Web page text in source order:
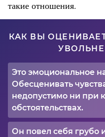
такие отношения.
КАК ВЫ
Это эмоциональное
Обесценивать
недопустимо ни при
обстоятельствах.
Он повел себя грубо